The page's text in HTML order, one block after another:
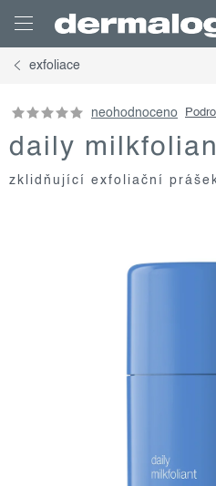
obsah
exfoliace
neohodnoceno
daily
zklidňující exfoliační